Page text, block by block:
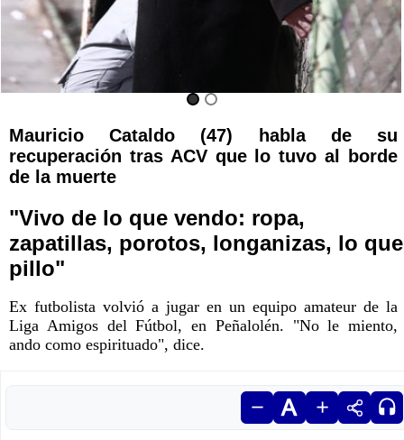
Mauricio Cataldo (47) habla de su
recuperación tras ACV que lo tuvo al borde
de la muerte
"Vivo de lo que vendo: ropa,
zapatillas, porotos, longanizas, lo que
pillo"
Ex futbolista volvió a jugar en un equipo amateur de la
Liga Amigos del Fútbol, en Peñalolén. "No le miento,
ando como espirituado", dice.